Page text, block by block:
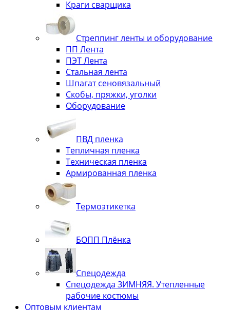
Краги сварщика
Стреппинг ленты и оборудование
ПП Лента
ПЭТ Лента
Стальная лента
Шпагат сеновязальный
Скобы, пряжки, уголки
Оборудование
ПВД пленка
Тепличная пленка
Техническая пленка
Армированная пленка
Термоэтикетка
БОПП Плёнка
Спецодежда
Спецодежда ЗИМНЯЯ. Утепленные
рабочие костюмы
Оптовым клиентам